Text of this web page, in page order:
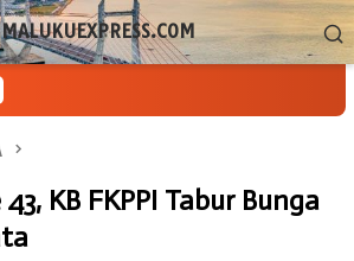
43, KB FKPPI Tabur Bunga